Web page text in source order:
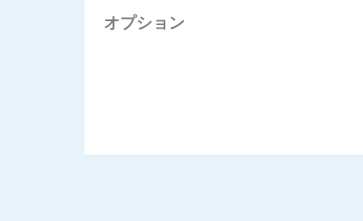
オプション